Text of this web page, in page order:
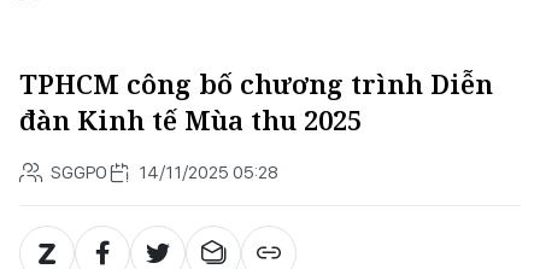
TPHCM công bố chương trình Diễn
đàn Kinh tế Mùa thu 2025
SGGPO 14/11/2025 05:28